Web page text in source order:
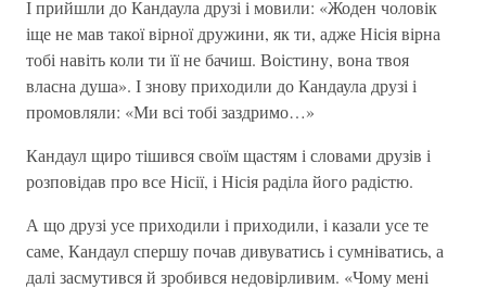
І прийшли до Кандаула друзі і мовили: «Жоден чоловік
іще не мав такої вірної дружини, як ти, адже Нісія вірна
тобі навіть коли ти її не бачиш. Воістину, вона твоя
власна душа». І знову приходили до Кандаула друзі і
промовляли: «Ми всі тобі заздримо…»
Кандаул щиро тішився своїм щастям і словами друзів і
розповідав про все Нісії, і Нісія раділа його радістю.
А що друзі усе приходили і приходили, і казали усе те
саме, Кандаул спершу почав дивуватись і сумніватись, а
далі засмутився й зробився недовірливим. «Чому мені